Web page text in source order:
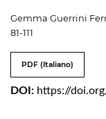
Gemma Guerrini
81-111
PDF (Italiano)
DOI: https://